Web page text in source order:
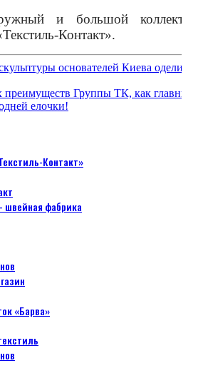
и большой коллектив
Контакт».
основателей Киева одели в
Группы ТК, как главные
елочки!
Контакт»
фабрика
«Барва»